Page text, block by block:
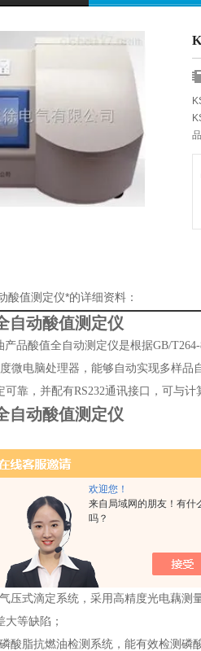
欢迎您！
来自局域网的朋友！有什
吗？
酸值测定仪*的详细资料：
自动酸值测定仪
产品酸值全自动测定仪是根据GB/
微电脑处理器，能够自动实现多样
可靠，并配有RS232通讯接口，可与
自动酸值测定仪
光电一体化设计，可准确检测变压
中和滴定原理，高度智能化设计，
、搅拌、判断滴定终点、清洗自动管
统,可对中和液的浓度进行标定、
定，大大减少了各种因素造成的测量误
定系统，采用高精度光电藕测量
等缺陷；
抗燃油检测系统，能有效检测磷酸